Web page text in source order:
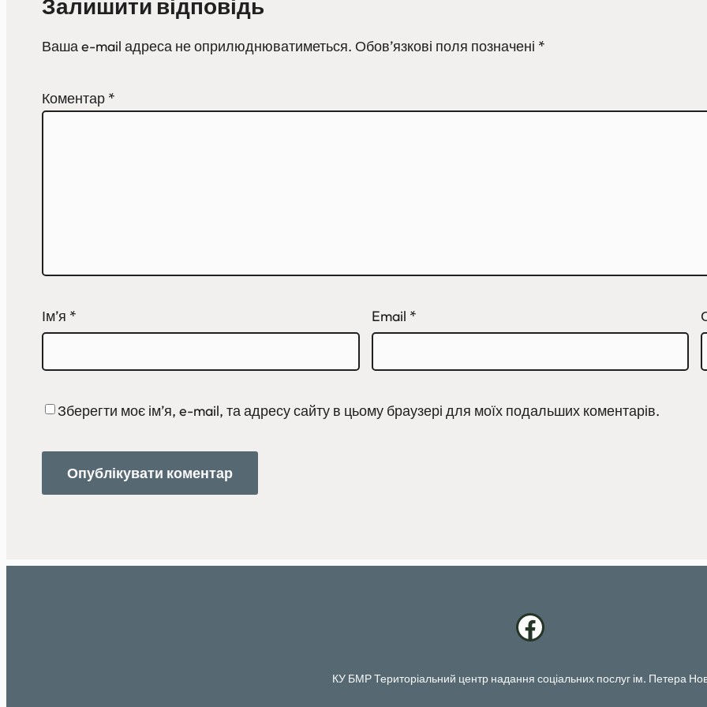
Залишити відповідь
Ваша e-mail адреса не оприлюднюватиметься. Обов’язкові поля позначені *
Коментар *
Ім’я * Email *
Зберегти моє ім’я, e-mail, та адресу сайту в цьому браузері для моїх подальших коментарів.
Facebook
КУ БМР Територіальний центр надання соціальних послуг ім. Петера